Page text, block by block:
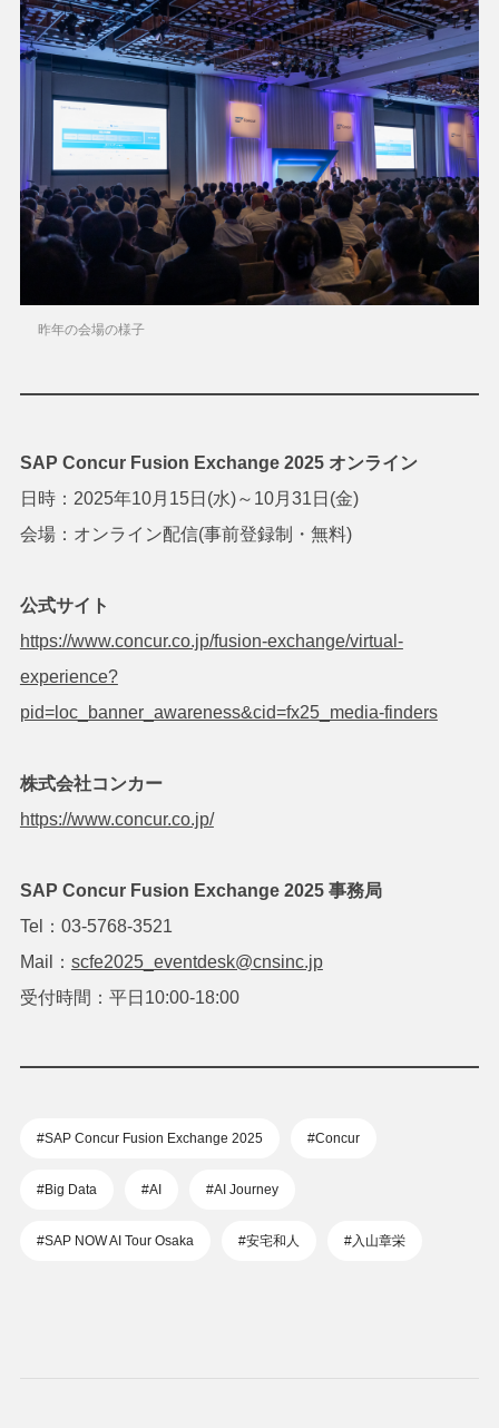
昨年の会場の様子
SAP Concur Fusion Exchange 2025 オンライン
日時：2025年10月15日(水)～10月31日(金)
会場：オンライン配信(事前登録制・無料)
公式サイト
https://www.concur.co.jp/fusion-exchange/virtual-
experience?
pid=loc_banner_awareness&cid=fx25_media-finders
株式会社コンカー
https://www.concur.co.jp/
SAP Concur Fusion Exchange 2025 事務局
Tel：03-5768-3521
Mail： scfe2025_eventdesk@cnsinc.jp
受付時間：平日10:00-18:00
#SAP Concur Fusion Exchange 2025 #Concur
#Big Data #AI #AI Journey
#SAP NOW AI Tour Osaka #安宅和人 #入山章栄